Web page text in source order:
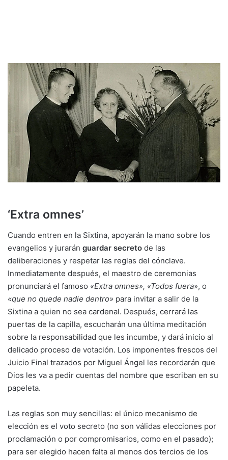
‘Extra omnes’
Cuando entren en la Sixtina, apoyarán la mano sobre los
evangelios y jurarán guardar secreto de las
deliberaciones y respetar las reglas del cónclave.
Inmediatamente después, el maestro de ceremonias
pronunciará el famoso «Extra omnes», «Todos fuera», o
«que no quede nadie dentro» para invitar a salir de la
Sixtina a quien no sea cardenal. Después, cerrará las
puertas de la capilla, escucharán una última meditación
sobre la responsabilidad que les incumbe, y dará inicio al
delicado proceso de votación. Los imponentes frescos del
Juicio Final trazados por Miguel Ángel les recordarán que
Dios les va a pedir cuentas del nombre que escriban en su
papeleta.
Las reglas son muy sencillas: el único mecanismo de
elección es el voto secreto (no son válidas elecciones por
proclamación o por compromisarios, como en el pasado);
para ser elegido hacen falta al menos dos tercios de los